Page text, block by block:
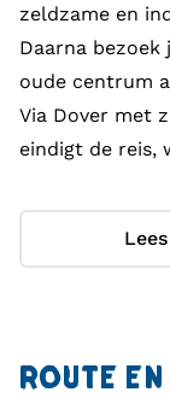
zeldzame en
Daarna
oude centrum
Via Dover met
eindigt de reis,
ROUTE